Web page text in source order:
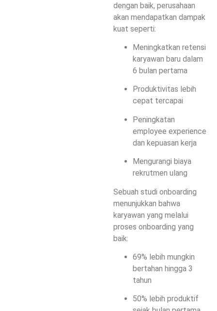
dengan baik, perusahaan
akan mendapatkan dampak
kuat seperti:
Meningkatkan retensi
karyawan baru dalam
6 bulan pertama
Produktivitas lebih
cepat tercapai
Peningkatan
employee experience
dan kepuasan kerja
Mengurangi biaya
rekrutmen ulang
Sebuah studi onboarding
menunjukkan bahwa
karyawan yang melalui
proses onboarding yang
baik:
69% lebih mungkin
bertahan hingga 3
tahun
50% lebih produktif